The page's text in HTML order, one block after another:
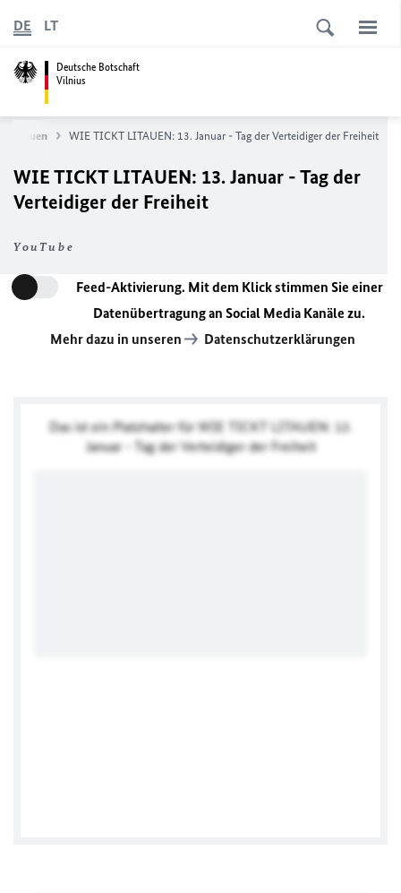
Deutsche Botschaft
Vilnius
DE LT
Litauen WIE TICKT LITAUEN: 13. Januar - Tag der Verteidiger der Freiheit
WIE TICKT LITAUEN: 13. Januar - Tag der
Verteidiger der Freiheit
YouTube
Feed-Aktivierung. Mit dem Klick stimmen Sie einer
Datenübertragung an Social Media Kanäle zu.
Mehr dazu in unseren
Datenschutzerklärungen
Das ist ein Platzhalter für WIE TICKT LITAUEN: 13.
Januar - Tag der Verteidiger der Freiheit